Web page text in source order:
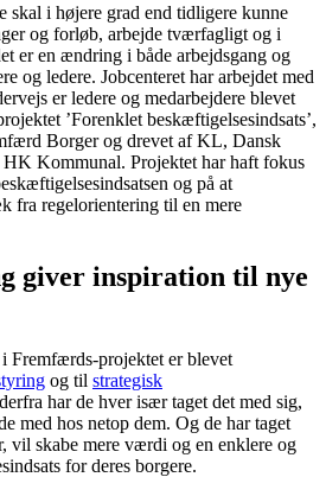
skal i højere grad end tidligere kunne
og forløb, arbejde tværfagligt og i
er en ændring i både arbejdsgang og
og ledere. Jobcenteret har arbejdet med
er ledere og medarbejdere blevet
’Forenklet beskæftigelsesindsats’,
Borger og drevet af KL, Dansk
Kommunal. Projektet har haft fokus
og på at
fra regelorientering til en mere
giver inspiration til nye
Fremfærds-projektet er blevet
og til strategisk
har de hver især taget det med sig,
med hos netop dem. Og de har taget
vil skabe mere værdi og en enklere og
for deres borgere.